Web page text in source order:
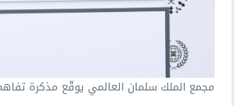
مجمع الملك سلمان العالمي يوقّع مذكرة